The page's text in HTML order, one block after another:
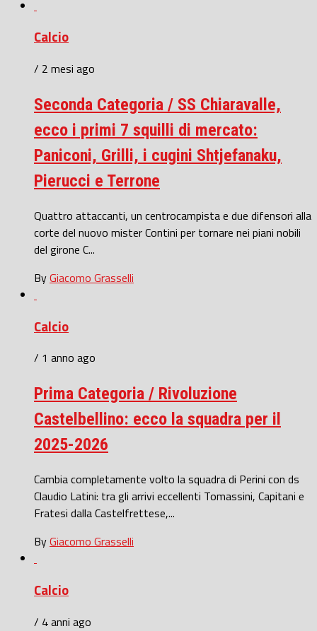
Calcio
/ 2 mesi ago
Seconda Categoria / SS Chiaravalle,
ecco i primi 7 squilli di mercato:
Paniconi, Grilli, i cugini Shtjefanaku,
Pierucci e Terrone
Quattro attaccanti, un centrocampista e due difensori alla
corte del nuovo mister Contini per tornare nei piani nobili
del girone C...
ByGiacomo Grasselli
Calcio
/ 1 anno ago
Prima Categoria / Rivoluzione
Castelbellino: ecco la squadra per il
2025-2026
Cambia completamente volto la squadra di Perini con ds
Claudio Latini: tra gli arrivi eccellenti Tomassini, Capitani e
Fratesi dalla Castelfrettese,...
ByGiacomo Grasselli
Calcio
/ 4 anni ago